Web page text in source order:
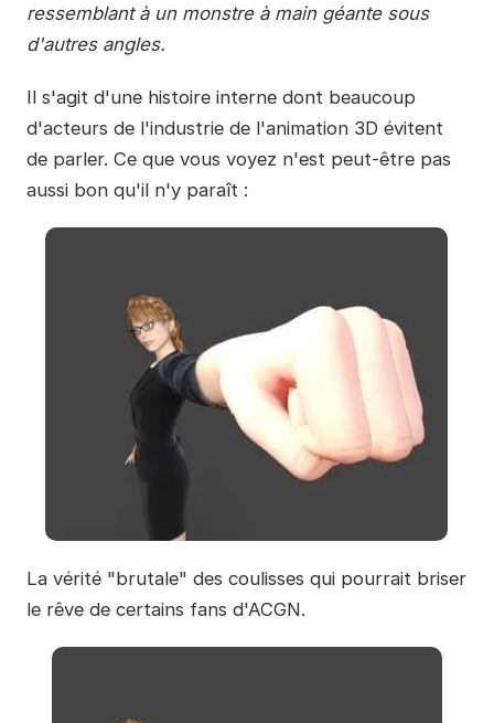
ressemblant à un monstre à main géante sous
d'autres angles.
Il s'agit d'une histoire interne dont beaucoup
d'acteurs de l'industrie de l'animation 3D évitent
de parler. Ce que vous voyez n'est peut-être pas
aussi bon qu'il n'y paraît :
La vérité "brutale" des coulisses qui pourrait briser
le rêve de certains fans d'ACGN.